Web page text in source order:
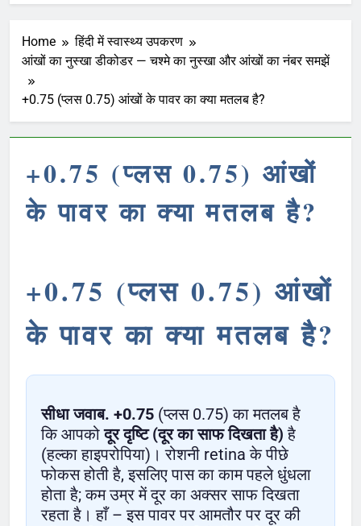
Home
हिंदी में स्वास्थ्य उपकरण
आंखों का नुस्खा डीकोडर — चश्मे का नुस्खा और आंखों का नंबर समझें
+0.75 (प्लस 0.75) आंखों के पावर का क्या मतलब है?
+0.75 (प्लस 0.75) आंखों
के पावर का क्या मतलब है?
+0.75 (प्लस 0.75) आंखों
के पावर का क्या मतलब है?
सीधा जवाब. +0.75 (प्लस 0.75) का मतलब है
कि आपकोदूर दृष्टि (दूर का साफ दिखता है) है
(हल्का हाइपरोपिया)। रोशनी retina के पीछे
फोकस होती है, इसलिए पास का काम पहले धुंधला
होता है; कम उम्र में दूर का अक्सर साफ दिखता
रहता है। हाँ – इस पावर पर आमतौर पर दूर की